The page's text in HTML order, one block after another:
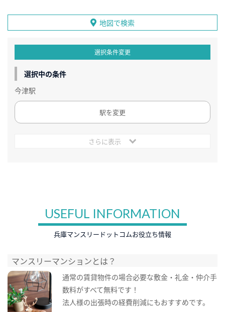
地図で検索
選択条件変更
選択中の条件
今津駅
駅を変更
さらに表示
USEFUL INFORMATION
兵庫マンスリードットコムお役立ち情報
マンスリーマンションとは？
通常の賃貸物件の場合必要な敷金・礼金・仲介手
数料がすべて無料です！
法人様の出張時の経費削減にもおすすめです。